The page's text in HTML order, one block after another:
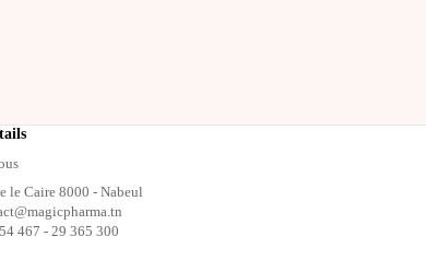
le Caire 8000 - Nabeul
467 - 29 365 300